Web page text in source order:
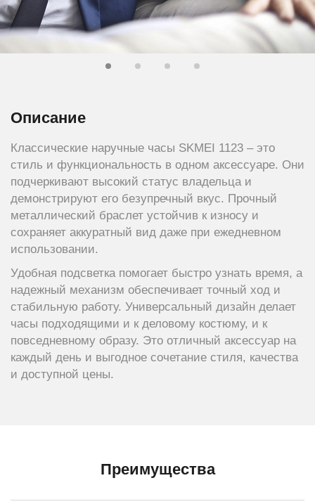
Описание
Классические наручные часы SKMEI 1123 – это
стиль и функциональность в одном аксессуаре. Они
подчеркивают высокий статус владельца и
демонстрируют его безупречный вкус. Прочный
металлический браслет устойчив к износу и
сохраняет аккуратный вид даже при ежедневном
использовании.
Удобная подсветка помогает быстро узнать время, а
надежный механизм обеспечивает точный ход и
стабильную работу. Универсальный дизайн делает
часы подходящими и к деловому костюму, и к
повседневному образу. Это отличный аксессуар на
каждый день и выгодное сочетание стиля, качества
и доступной цены.
Преимущества